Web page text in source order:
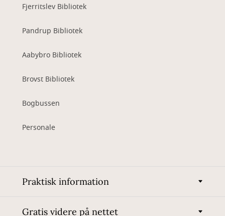
Fjerritslev Bibliotek
Pandrup Bibliotek
Aabybro Bibliotek
Brovst Bibliotek
Bogbussen
Personale
Praktisk information
Gratis videre på nettet